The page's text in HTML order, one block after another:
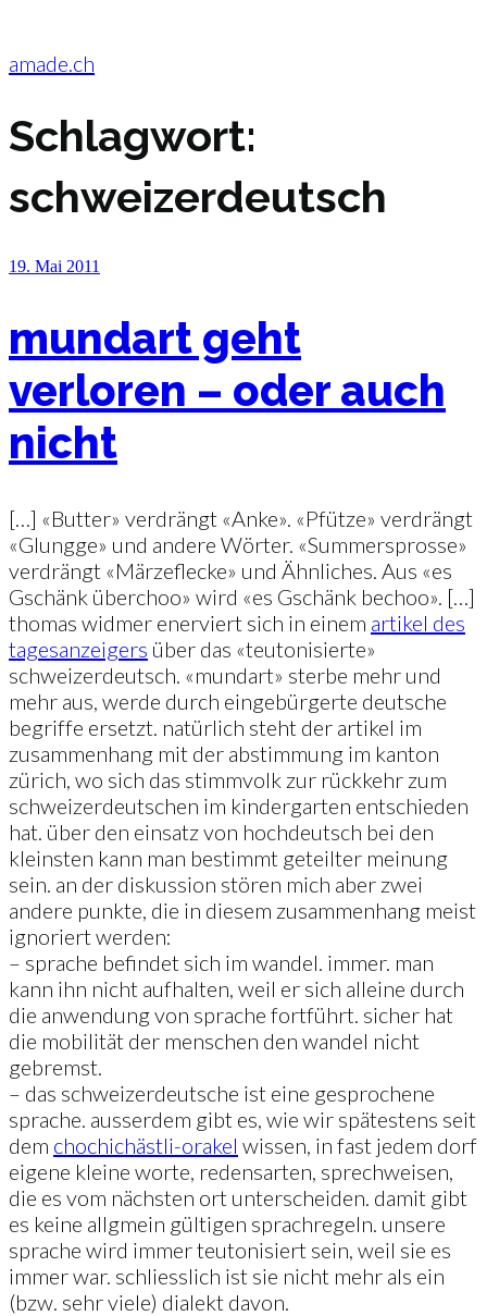
springen
amade.ch
Schlagwort:
schweizerdeutsch
Veröffentlicht
19. Mai 2011
mundart geht
verloren – oder auch
nicht
[…] «Butter» verdrängt «Anke». «Pfütze» verdrängt
«Glungge» und andere Wörter. «Summersprosse»
verdrängt «Märzeflecke» und Ähnliches. Aus «es
Gschänk überchoo» wird «es Gschänk bechoo». […]
thomas widmer enerviert sich in einem artikel des
tagesanzeigers über das «teutonisierte»
schweizerdeutsch. «mundart» sterbe mehr und
mehr aus, werde durch eingebürgerte deutsche
begriffe ersetzt. natürlich steht der artikel im
zusammenhang mit der abstimmung im kanton
zürich, wo sich das stimmvolk zur rückkehr zum
schweizerdeutschen im kindergarten entschieden
hat. über den einsatz von hochdeutsch bei den
kleinsten kann man bestimmt geteilter meinung
sein. an der diskussion stören mich aber zwei
andere punkte, die in diesem zusammenhang meist
ignoriert werden:
– sprache befindet sich im wandel. immer. man
kann ihn nicht aufhalten, weil er sich alleine durch
die anwendung von sprache fortführt. sicher hat
die mobilität der menschen den wandel nicht
gebremst.
– das schweizerdeutsche ist eine gesprochene
sprache. ausserdem gibt es, wie wir spätestens seit
dem chochichästli-orakel wissen, in fast jedem dorf
eigene kleine worte, redensarten, sprechweisen,
die es vom nächsten ort unterscheiden. damit gibt
es keine allgmein gültigen sprachregeln. unsere
sprache wird immer teutonisiert sein, weil sie es
immer war. schliesslich ist sie nicht mehr als ein
(bzw. sehr viele) dialekt davon.